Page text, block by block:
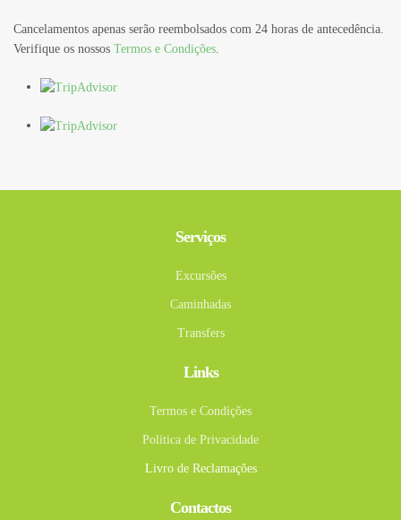
Cancelamentos apenas serão reembolsados com 24 horas de antecedência.
Verifique os nossos Termos e Condições.
Serviços
Excursões
Caminhadas
Transfers
Links
Termos e Condições
Política de Privacidade
Livro de Reclamações
Contactos